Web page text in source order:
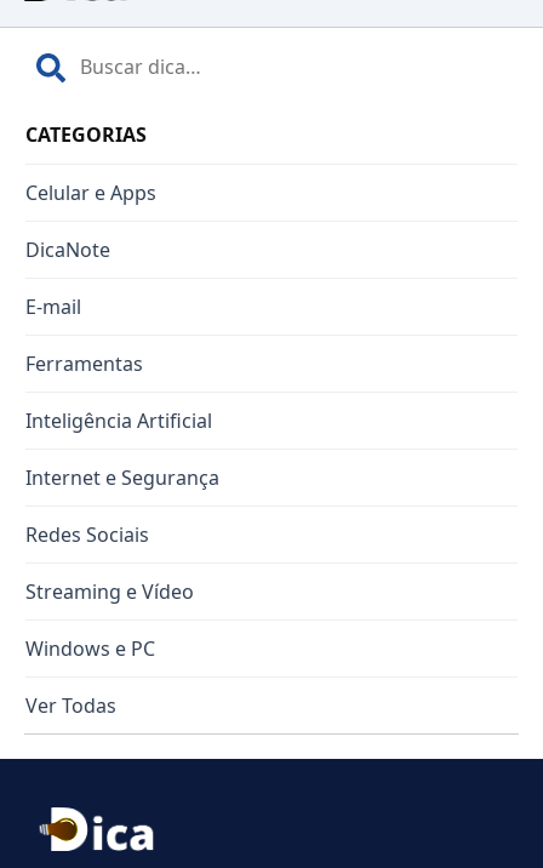
CATEGORIAS
Celular e Apps
DicaNote
E-mail
Ferramentas
Inteligência Artificial
Internet e Segurança
Redes Sociais
Streaming e Vídeo
Windows e PC
Ver Todas